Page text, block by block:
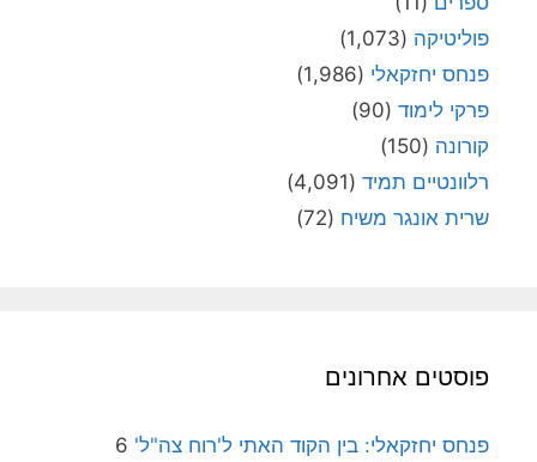
פוליטיקה (1,073)
פנחס יחזקאלי (1,986)
פרקי לימוד (90)
קורונה (150)
רלוונטיים תמיד (4,091)
שרית אונגר משיח (72)
פוסטים אחרונים
פנחס יחזקאלי: בין הקוד האתי ל'רוח צה"ל' 6